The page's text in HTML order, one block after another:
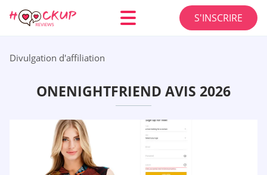
S'INSCRIRE
Divulgation d'affiliation
ONENIGHTFRIEND AVIS 2026